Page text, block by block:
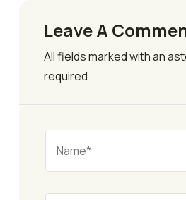
Leave A
All fields marked with an
required